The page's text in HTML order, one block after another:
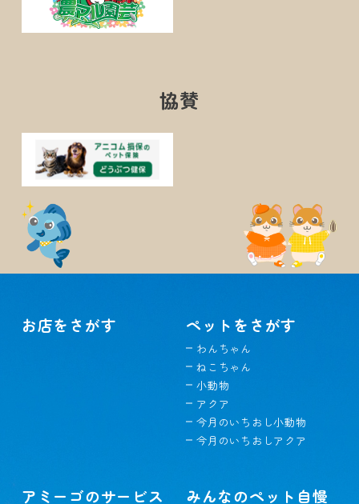
協賛
お店をさがす ペットをさがす
わんちゃん
ねこちゃん
小動物
アクア
今月のいちおし小動物
今月のいちおしアクア
アミーゴのサービス みんなのペット自慢